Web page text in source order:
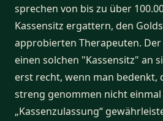
sprechen von bis zu über
Kassensitz ergattern, den
approbierten Therapeuten.
einen solchen "Kassensitz" an
erst recht, wenn man bedenkt,
streng genommen nicht einmal
„Kassenzulassung“